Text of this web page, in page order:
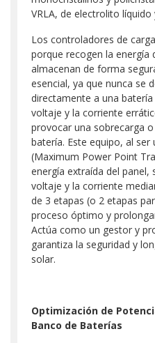
VRLA, de electrolito líquido
Los controladores de
porque recogen la energía
almacenan de forma
esencial, ya que nunca se
directamente a una
voltaje y la corriente
provocar una sobrecarga
batería. Este equipo, al
(Maximum Power Point
energía extraída del panel,
voltaje y la corriente
de 3 etapas (o 2 etapas
proceso óptimo y
Actúa como un gestor y
garantiza la seguridad y
solar.
Optimización de
Banco de Baterías